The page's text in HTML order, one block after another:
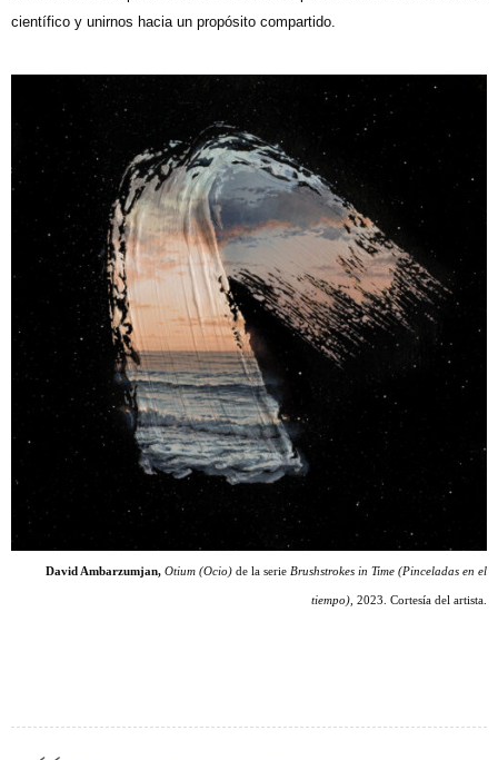
científico y unirnos hacia un propósito compartido.
David Ambarzumjan, Otium (Ocio) de la serie Brushstrokes in Time (Pinceladas en el
tiempo), 2023. Cortesía del artista.